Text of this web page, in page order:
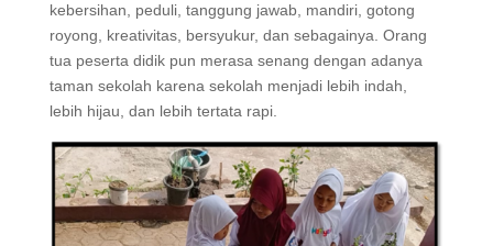
kebersihan, peduli, tanggung jawab, mandiri, gotong
royong, kreativitas, bersyukur, dan sebagainya. Orang
tua peserta didik pun merasa senang dengan adanya
taman sekolah karena sekolah menjadi lebih indah,
lebih hijau, dan lebih tertata rapi.